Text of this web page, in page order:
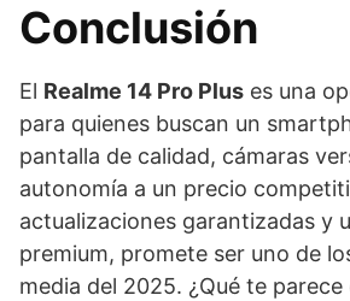
Conclusión
El Realme 14 Pro Plus es una
para quienes buscan un
pantalla de calidad, cámaras
autonomía a un precio
actualizaciones garantizadas y
premium, promete ser uno de
media del 2025. ¿Qué te parece